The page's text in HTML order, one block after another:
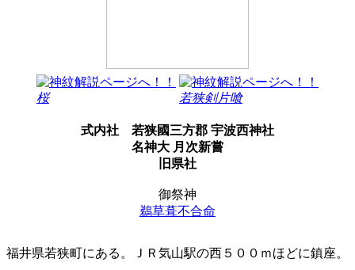
桜 若狭剣片喰
式内社
若狭國三方郡 宇波西神社
名神大 月次新嘗
旧県社
御祭神
鵜草葺不合命
福井県若狭町にある。ＪＲ気山駅の西５００ｍほどに鎮座。